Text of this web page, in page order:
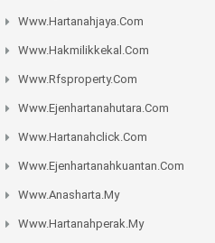
Www.hartanahjaya.com
Www.hakmilikkekal.com
Www.rfsproperty.com
Www.ejenhartanahutara.com
Www.hartanahclick.com
Www.ejenhartanahkuantan.com
Www.anasharta.my
Www.hartanahperak.my